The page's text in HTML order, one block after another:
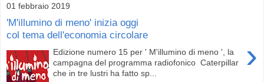
01 febbraio 2019
'M'illumino di meno' inizia oggi
col tema dell'economia circolare
›
Edizione numero 15 per ' M'illumino di meno ', la
campagna del programma radiofonico Caterpillar
che in tre lustri ha fatto sp...